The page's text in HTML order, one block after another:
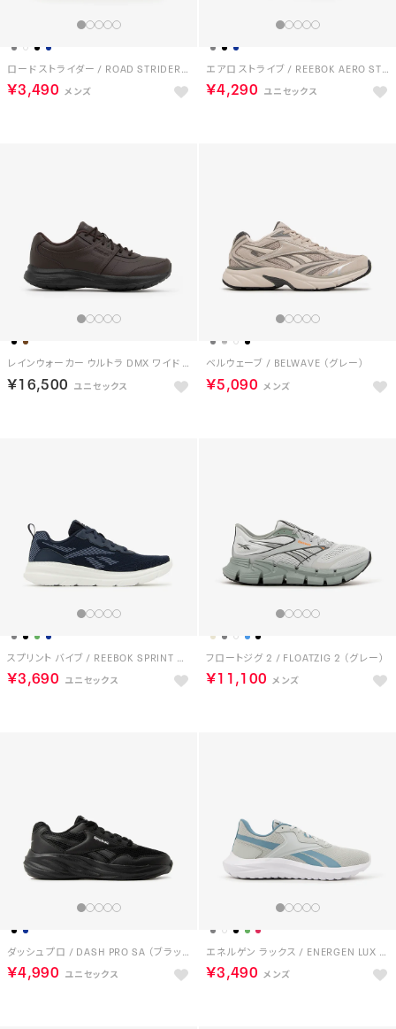
ロード ストライダー / ROAD STRIDER （ネイビー）
￥3,490
エアロ ストライブ / REEBOK AERO STRIVE SA （ブラック）
￥4,290
レインウォーカー ウルトラ DMX ワイド 4E / RAINWALKER ULTRA DMX WIDE 4E （ダークブラウン）
￥16,500
ベルウェーブ / BELWAVE （グレー）
￥5,090
スプリント バイブ / REEBOK SPRINT VIBE SA （ネイビー）
￥3,690
フロートジグ 2 / FLOATZIG 2 （グレー）
￥11,100
ダッシュ プロ / DASH PRO SA （ブラック）
￥4,990
エネルゲン ラックス / ENERGEN LUX SA （グレー）
￥3,490